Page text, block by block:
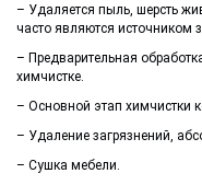
– Удаляется пыль, шерсть
часто являются источником
– Предварительная
химчистке.
– Основной этап химчистки
– Удаление загрязнений,
– Сушка мебели.